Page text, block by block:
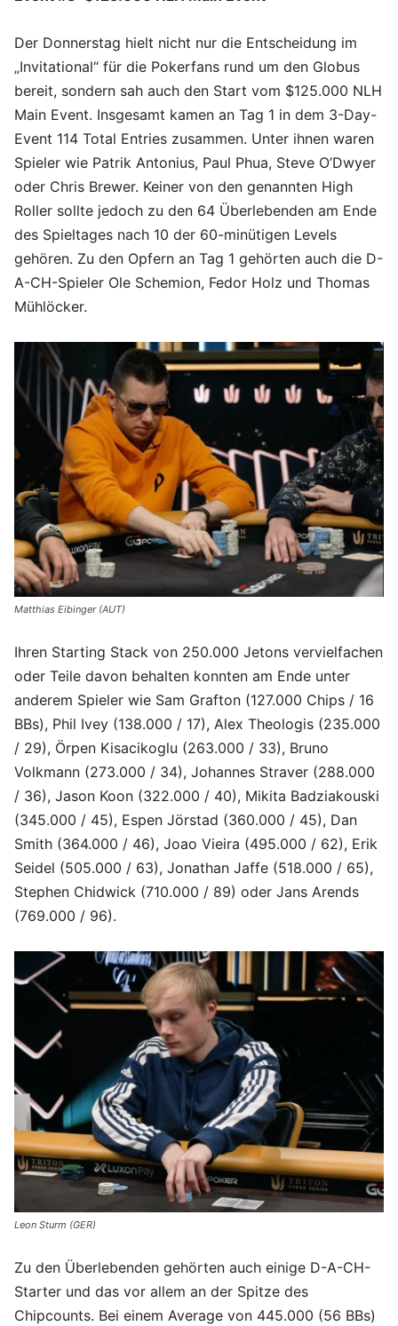
Der Donnerstag hielt nicht nur die Entscheidung im
„Invitational“ für die Pokerfans rund um den Globus
bereit, sondern sah auch den Start vom $125.000 NLH
Main Event. Insgesamt kamen an Tag 1 in dem 3-Day-
Event 114 Total Entries zusammen. Unter ihnen waren
Spieler wie Patrik Antonius, Paul Phua, Steve O’Dwyer
oder Chris Brewer. Keiner von den genannten High
Roller sollte jedoch zu den 64 Überlebenden am Ende
des Spieltages nach 10 der 60-minütigen Levels
gehören. Zu den Opfern an Tag 1 gehörten auch die D-
A-CH-Spieler Ole Schemion, Fedor Holz und Thomas
Mühlöcker.
Matthias Eibinger (AUT)
Ihren Starting Stack von 250.000 Jetons vervielfachen
oder Teile davon behalten konnten am Ende unter
anderem Spieler wie Sam Grafton (127.000 Chips / 16
BBs), Phil Ivey (138.000 / 17), Alex Theologis (235.000
/ 29), Örpen Kisacikoglu (263.000 / 33), Bruno
Volkmann (273.000 / 34), Johannes Straver (288.000
/ 36), Jason Koon (322.000 / 40), Mikita Badziakouski
(345.000 / 45), Espen Jörstad (360.000 / 45), Dan
Smith (364.000 / 46), Joao Vieira (495.000 / 62), Erik
Seidel (505.000 / 63), Jonathan Jaffe (518.000 / 65),
Stephen Chidwick (710.000 / 89) oder Jans Arends
(769.000 / 96).
Leon Sturm (GER)
Zu den Überlebenden gehörten auch einige D-A-CH-
Starter und das vor allem an der Spitze des
Chipcounts. Bei einem Average von 445.000 (56 BBs)